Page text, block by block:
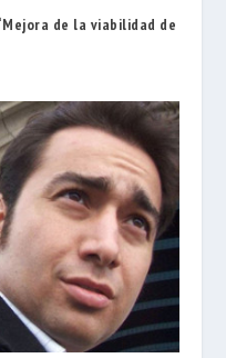
de la viabilidad de